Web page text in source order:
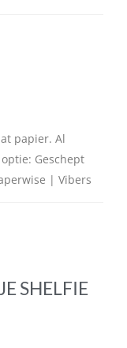
papier. Al
Geschept
| Vibers
SHELFIE